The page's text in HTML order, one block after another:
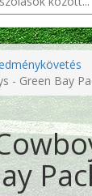
- Green Bay